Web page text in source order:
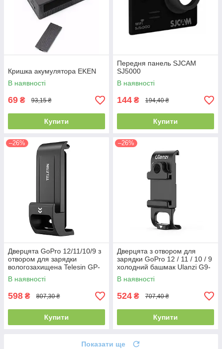
Кришка акумулятора EKEN
В наявності
69 ₴ 93,15 ₴
Купити
Передня панель SJCAM
SJ5000
В наявності
144 ₴ 194,40 ₴
Купити
–26%
Дверцята GoPro 12/11/10/9 з
отвором для зарядки
вологозахищена Telesin GP-
CLC-G11
В наявності
598 ₴ 807,30 ₴
Купити
–26%
Дверцята з отвором для
зарядки GoPro 12 / 11 / 10 / 9
холодний башмак Ulanzi G9-
6
В наявності
524 ₴ 707,40 ₴
Купити
Показати ще